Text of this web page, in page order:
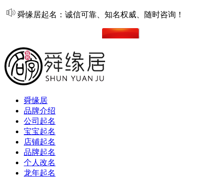
舜缘居起名：诚信可靠、知名权威、随时咨询！
舜缘居
品牌介绍
公司起名
宝宝起名
店铺起名
品牌起名
个人改名
龙年起名